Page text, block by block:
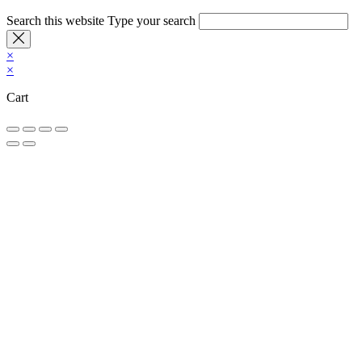
Search this website Type your search
×
×
Cart